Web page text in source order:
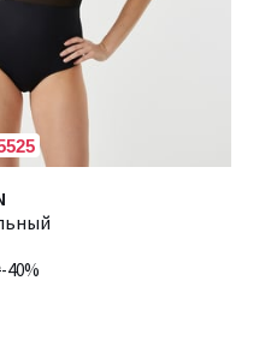
-40%